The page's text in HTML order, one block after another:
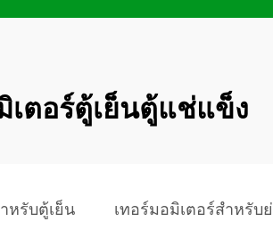
เตอร์ตู้เย็นตู้แช่แข็ง
หรับตู้เย็น เทอร์มอมิเตอร์สำหรับ